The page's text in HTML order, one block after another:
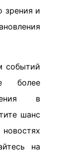
зрения и
событий
более
в
шанс
на